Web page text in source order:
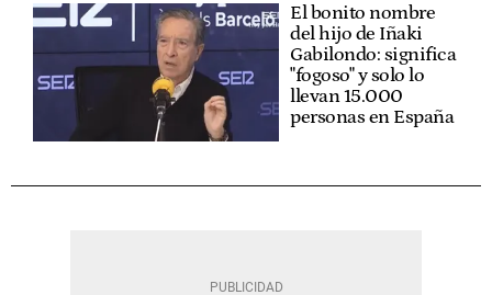
El bonito nombre
del hijo de Iñaki
Gabilondo: significa
"fogoso" y solo lo
llevan 15.000
personas en España